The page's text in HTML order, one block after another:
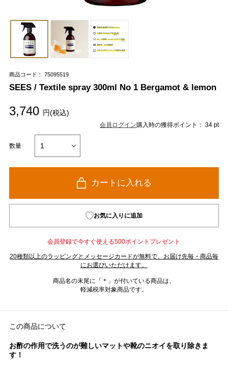
商品コード： 75095519
SEES / Textile spray 300ml No 1 Bergamot & lemon
3,740 円(税込)
会員ログイン購入時の獲得ポイント： 34 pt
数量
カートに入れる
お気に入りに追加
会員登録で今すぐ使える500ポイントプレゼント
20種類以上のラッピングとメッセージカードが無料で、お届け先毎・商品毎
にお選びいただけます。
商品名の末尾に「＊」が付いている商品は、
軽減税率対象商品です。
この商品について
お酢の作用で洗うのが難しいマットや靴のニオイを取り除きま
す！